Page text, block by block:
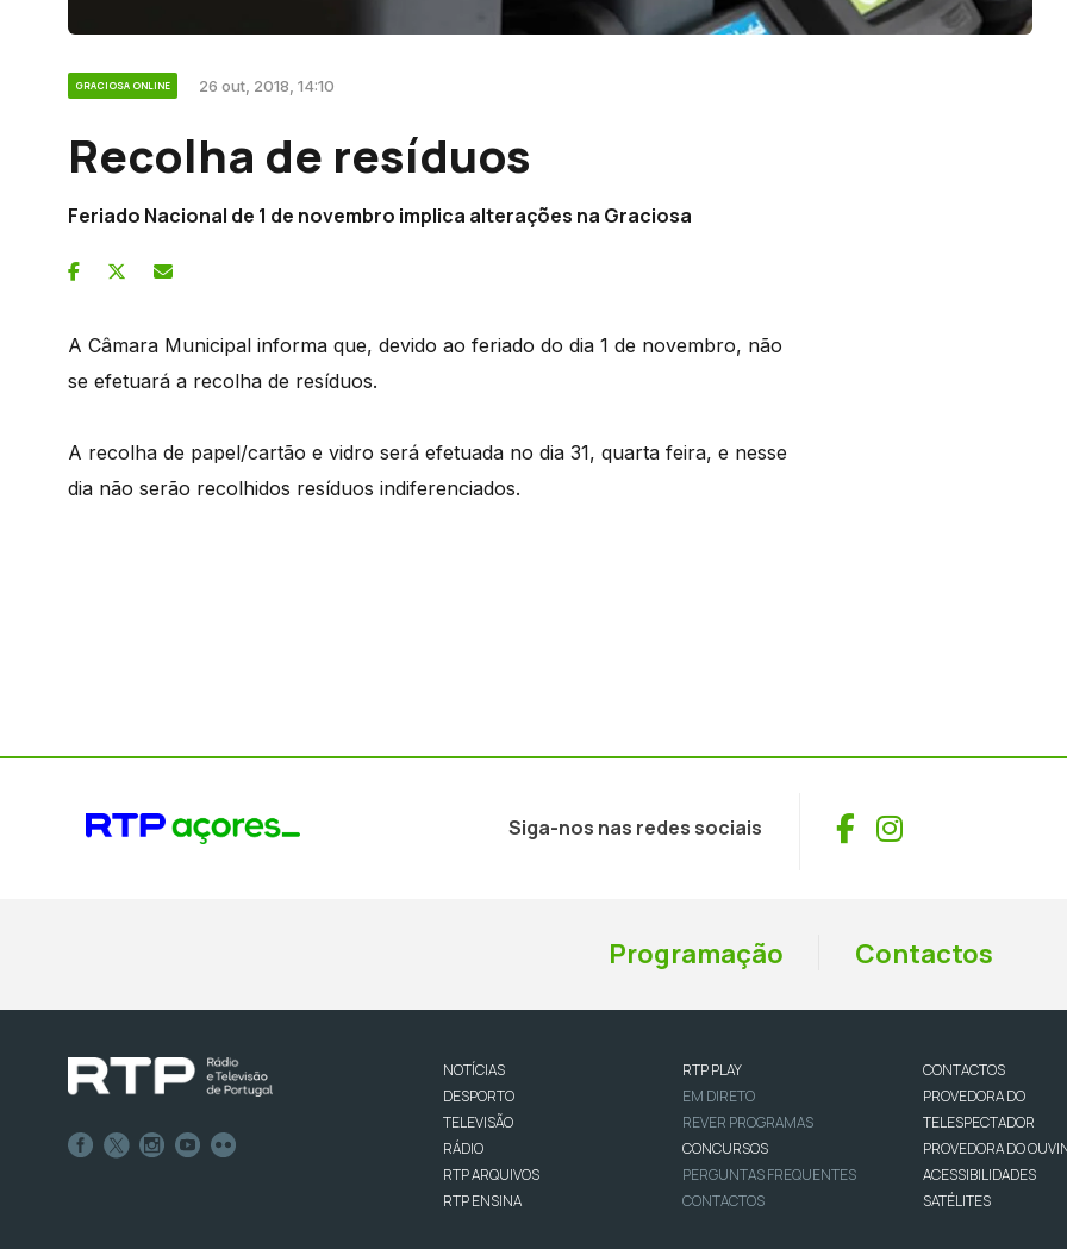
GRACIOSA ONLINE 26 out, 2018, 14:10
Recolha de resíduos
Feriado Nacional de 1 de novembro implica alterações na Graciosa
A Câmara Municipal informa que, devido ao feriado do dia 1 de novembro, não
se efetuará a recolha de resíduos.
A recolha de papel/cartão e vidro será efetuada no dia 31, quarta feira, e nesse
dia não serão recolhidos resíduos indiferenciados.
Siga-nos nas redes sociais Facebook
Instagram
Programação Contactos
NOTÍCIAS
DESPORTO
TELEVISÃO
RÁDIO
RTP ARQUIVOS
RTP ENSINA
RTP PLAY
EM DIRETO
REVER PROGRAMAS
CONCURSOS
PERGUNTAS FREQUENTES
CONTACTOS
CONTACTOS
PROVEDORA DO
TELESPECTADOR
PROVEDORA DO
ACESSIBILIDADES
SATÉLITES